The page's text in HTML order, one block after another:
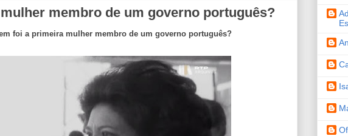
membro de um governo português?
foi a primeira mulher membro de um governo português?